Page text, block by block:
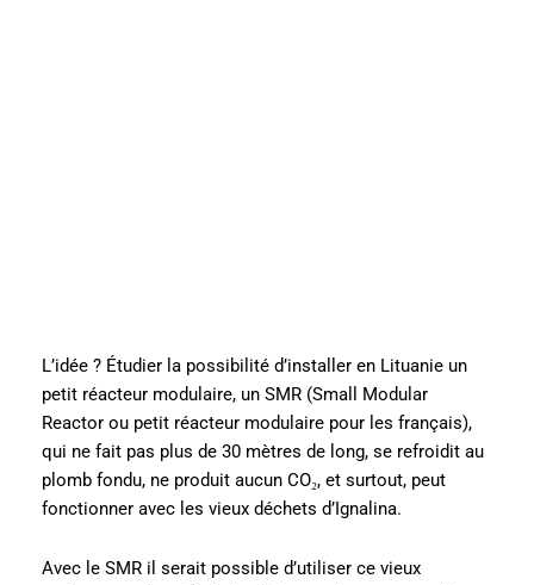
L’idée ? Étudier la possibilité d’installer en Lituanie un
petit réacteur modulaire, un SMR (Small Modular
Reactor ou petit réacteur modulaire pour les français),
qui ne fait pas plus de 30 mètres de long, se refroidit au
plomb fondu, ne produit aucun CO₂, et surtout, peut
fonctionner avec les vieux déchets d’Ignalina.
Avec le SMR il serait possible d’utiliser ce vieux